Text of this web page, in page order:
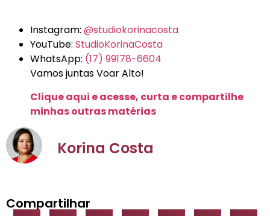
Instagram: @studiokorinacosta
YouTube: StudioKorinaCosta
WhatsApp: (17) 99178-6604
Vamos juntas Voar Alto!
Clique aqui e acesse, curta e compartilhe
minhas outras matérias
Korina Costa
Compartilhar